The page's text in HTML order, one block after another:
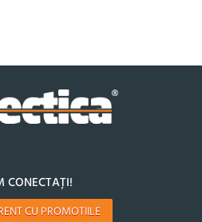
CONECTAȚI!
CU PROMOTIILE